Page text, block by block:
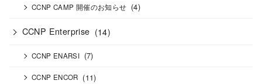
CCNP CAMP 開催のお知らせ (4)
CCNP Enterprise (14)
CCNP ENARSI (7)
CCNP ENCOR (11)